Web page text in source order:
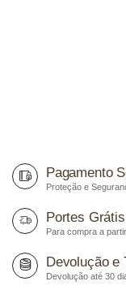
Pagamento
Proteção e
Portes Grátis
Para compra a
Devolução e
Devolução até 30